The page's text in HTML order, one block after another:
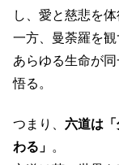
し、愛と慈悲を体
一方、曼荼羅を観
あらゆる生命が
悟る。
つまり、 六道は
わる」 。